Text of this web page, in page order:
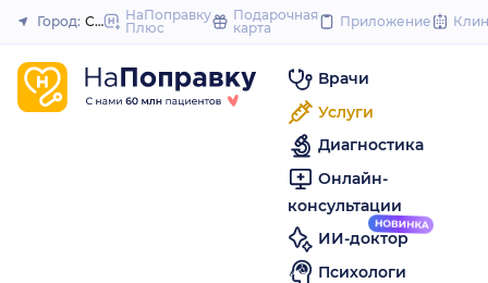
to
Закрыть
Город: СамараНаПоправку
Плюс
Подарочная
карта
Приложение
Врачи
Услуги
Диагностика
Онлайн-
консультации
ИИ-доктор
Психологи